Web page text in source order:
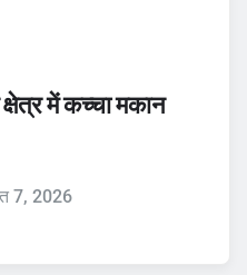
में कच्चा मकान
7, 2026